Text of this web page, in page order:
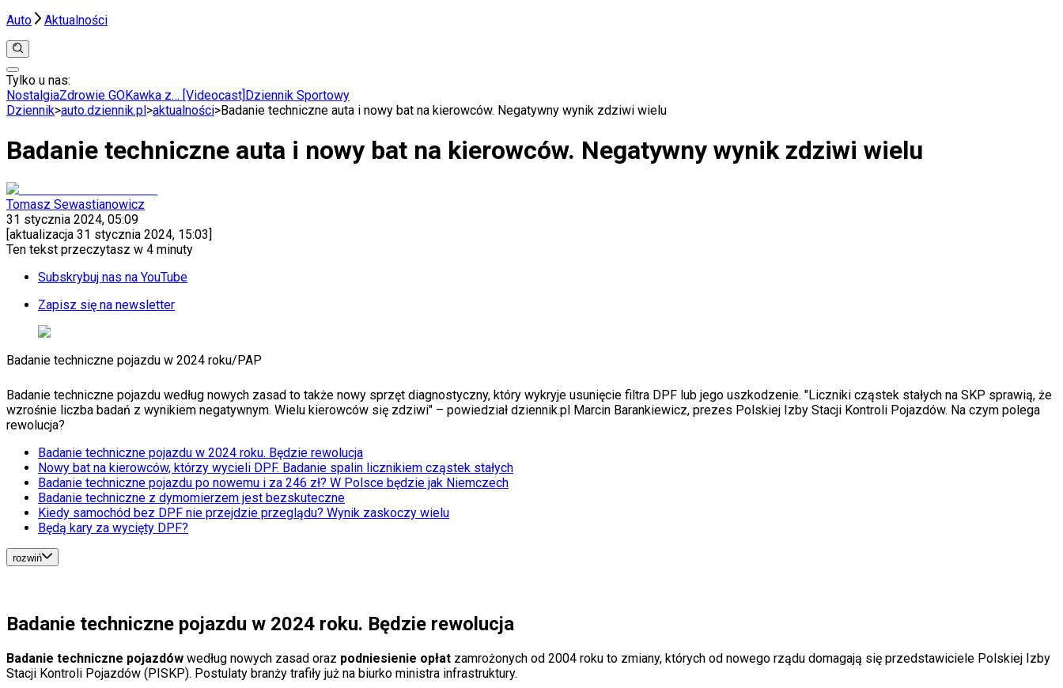
Auto
Aktualności
Anuluj
Wiadomości
Kraj
Polityka
Nauka
Aktualności
Emerytury
Finanse
Praca
Podatki
Twoje finanse
Finanse
KSEF
Automotive
Drogi
Na wakacje
Premiery
Testy
Życie gwiazd
Aktualności
Plotki
Telewizja
Edukacja
Aktualności
Moda
Porady
Święta
Tylko u nas:
NostalgiaZdrowie GOKawka z… [Videocast] Dziennik Sportowy
Dziennik>auto.dziennik.pl >aktualności>Badanie techniczne auta i nowy bat na kierowców. Negatywny wynik zdziwi wielu
Badanie techniczne auta i nowy bat na kierowców. Negatywny wynik zdziwi wielu
Tomasz Sewastianowicz
31 stycznia 2024, 05:09
[aktualizacja 31 stycznia 2024, 15:03
Ten tekst przeczytasz w 4 minuty
Subskrybuj nas na YouTube
Zapisz się na newsletter
Badanie techniczne pojazdu w 2024 roku/ PAP
Badanie techniczne pojazdu według nowych zasad to także nowy sprzęt diagnostyczny, który wykryje usunięcie filtra DPF lub jego uszkodzenie. "Liczniki cząstek stałych na SKP sprawią, że
wzrośnie liczba badań z wynikiem negatywnym. Wielu kierowców się zdziwi" – powiedział dziennik.pl Marcin Barankiewicz, prezes Polskiej Izby Stacji Kontroli Pojazdów. Na czym polega
rewolucja?
Badanie techniczne pojazdu w 2024 roku. Będzie rewolucja
Nowy bat na kierowców, którzy wycieli DPF. Badanie spalin licznikiem cząstek stałych
Badanie techniczne pojazdu po nowemu i za 246 zł? W Polsce będzie jak Niemczech
Badanie techniczne z dymomierzem jest bezskuteczne
Kiedy samochód bez DPF nie przejdzie przeglądu? Wynik zaskoczy wielu
Będą kary za wycięty DPF?
rozwiń
Badanie techniczne pojazdu w 2024 roku. Będzie rewolucja
Badanie techniczne pojazdów według nowych zasad oraz podniesienie opłat zamrożonych od 2004 roku to zmiany, których od nowego rządu domagają się przedstawiciele Polskiej Izby
Stacji Kontroli Pojazdów (PISKP). Postulaty branży trafiły już na biurko ministra infrastruktury.